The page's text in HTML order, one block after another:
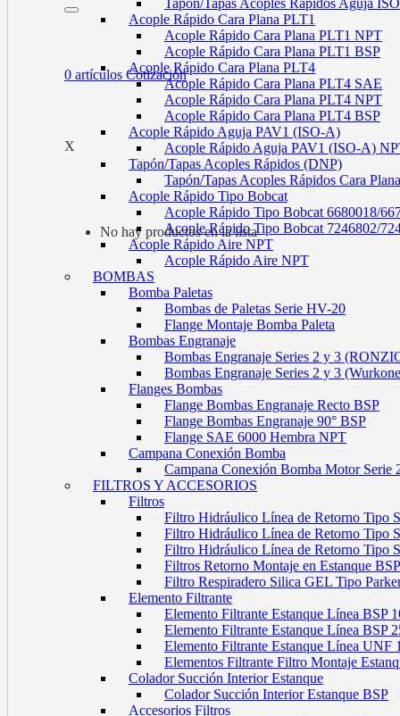
0 artículos Cotización
X
No hay productos en la lista
Tapón/Tapas Acoples Rápidos Aguja
Acople Rápido Cara Plana PLT1
Acople Rápido Cara Plana PLT1 NPT
Acople Rápido Cara Plana PLT1 BSP
Acople Rápido Cara Plana PLT4
Acople Rápido Cara Plana PLT4 SAE
Acople Rápido Cara Plana PLT4 NPT
Acople Rápido Cara Plana PLT4 BSP
Acople Rápido Aguja PAV1 (ISO-A)
Acople Rápido Aguja PAV1 (ISO-A)
Tapón/Tapas Acoples Rápidos (DNP)
Tapón/Tapas Acoples Rápidos Cara
Acople Rápido Tipo Bobcat
Acople Rápido Tipo Bobcat 6680018/
Acople Rápido Tipo Bobcat 7246802/
Acople Rápido Aire NPT
Acople Rápido Aire NPT
BOMBAS
Bomba Paletas
Bombas de Paletas Serie HV-20
Flange Montaje Bomba Paleta
Bombas Engranaje
Bombas Engranaje Series 2 y 3
Bombas Engranaje Series 2 y 3
Flanges Bombas
Flange Bombas Engranaje Recto BSP
Flange Bombas Engranaje 90° BSP
Flange SAE 6000 Hembra NPT
Campana Conexión Bomba
Campana Conexión Bomba Motor Serie
FILTROS Y ACCESORIOS
Filtros
Filtro Hidráulico Línea de Retorno Tipo
Filtro Hidráulico Línea de Retorno Tipo
Filtro Hidráulico Línea de Retorno Tipo
Filtros Retorno Montaje en Estanque BSP
Filtro Respiradero Silica GEL Tipo
Elemento Filtrante
Elemento Filtrante Estanque Línea BSP
Elemento Filtrante Estanque Línea BSP
Elemento Filtrante Estanque Línea UNF
Elementos Filtrante Filtro Montaje
Colador Succión Interior Estanque
Colador Succión Interior Estanque BSP
Accesorios Filtros